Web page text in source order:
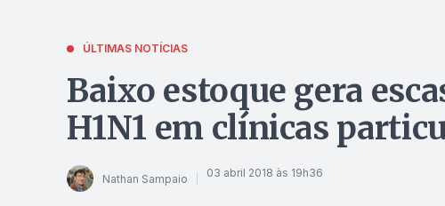
ÚLTIMAS NOTÍCIAS
Baixo estoque gera
H1N1 em clínicas
Nathan Sampaio 03 abril 2018 às 19h36